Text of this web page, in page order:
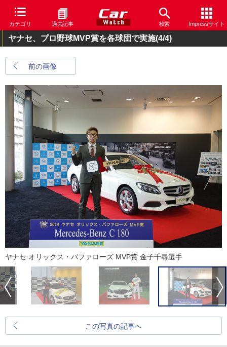
カテゴリ 過去記事 検索 Impressサイト
ヤナセ、プロ野球MVP賞を各球団で実施(4/4)
前の画像
ヤナセ オリックス・バファローズ MVP賞 金子千尋選手
この写真の記事へ